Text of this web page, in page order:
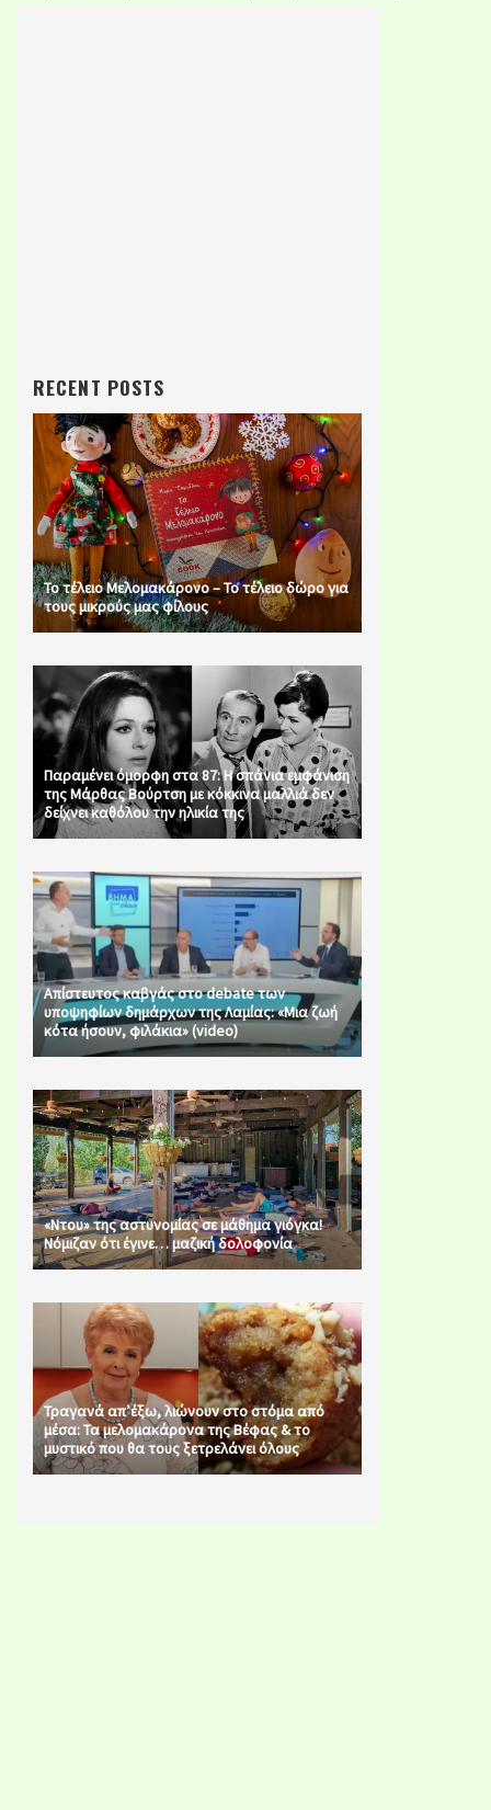
RECENT POSTS
Το τέλειο Μελομακάρονο – Το τέλειο δώρο για
τους μικρούς μας φίλους
Παραμένει όμορφη στα 87: Η σπάνια εμφάνιση
της Μάρθας Βούρτση με κόκκινα μαλλιά δεν
δείχνει καθόλου την ηλικία της
Απίστευτος καβγάς στο debate των
υποψηφίων δημάρχων της Λαμίας: «Μια ζωή
κότα ήσουν, φιλάκια» (video)
«Ντου» της αστυνομίας σε μάθημα γιόγκα!
Νόμιζαν ότι έγινε… μαζική δολοφονία
Τραγανά απ’έξω, λιώνουν στο στόμα από
μέσα: Τα μελομακάρονα της Βέφας & το
μυστικό που θα τους ξετρελάνει όλους